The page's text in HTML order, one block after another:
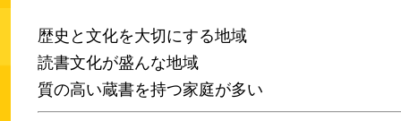
歴史と文化を大切にする地域
読書文化が盛んな地域
質の高い蔵書を持つ家庭が多い